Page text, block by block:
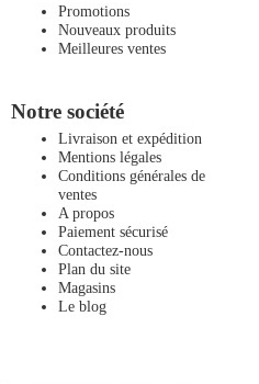
Promotions
Nouveaux produits
Meilleures ventes
Notre société
Livraison et expédition
Mentions légales
Conditions générales de
ventes
A propos
Paiement sécurisé
Contactez-nous
Plan du site
Magasins
Le blog